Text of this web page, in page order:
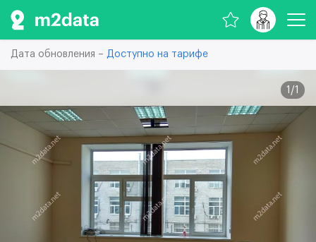
Дата обновления – Доступно на тарифе
1 /1